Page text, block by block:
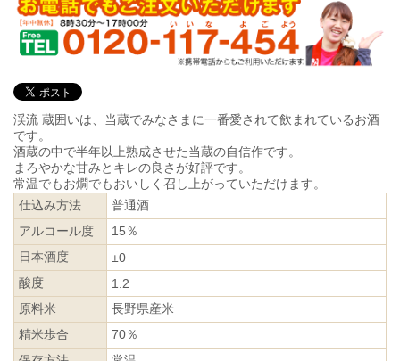
渓流 蔵囲いは、当蔵でみなさまに一番愛されて飲まれているお酒
です。
酒蔵の中で半年以上熟成させた当蔵の自信作です。
まろやかな甘みとキレの良さが好評です。
常温でもお燗でもおいしく召し上がっていただけます。
仕込み方法
普通酒
アルコール度
15％
日本酒度
±0
酸度
1.2
原料米
長野県産米
精米歩合
70％